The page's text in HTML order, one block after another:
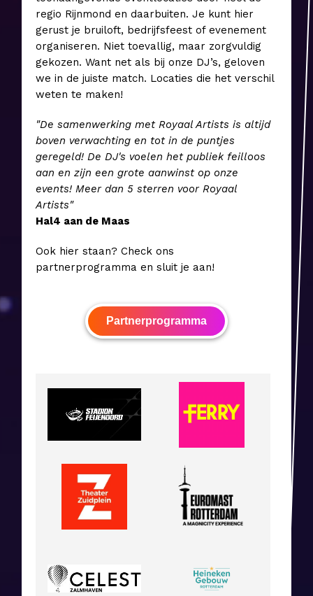
regio Rijnmond en daarbuiten. Je kunt hier
gerust je bruiloft, bedrijfsfeest of evenement
organiseren. Niet toevallig, maar zorgvuldig
gekozen. Want net als bij onze DJ’s, geloven
we in de juiste match. Locaties die het verschil
weten te maken!
"De samenwerking met Royaal Artists is altijd
boven verwachting en tot in de puntjes
geregeld! De DJ's voelen het publiek feilloos
aan en zijn een grote aanwinst op onze
events! Meer dan 5 sterren voor Royaal
Artists"
Hal4 aan de Maas
Ook hier staan? Check ons
partnerprogramma en sluit je aan!
Partnerprogramma